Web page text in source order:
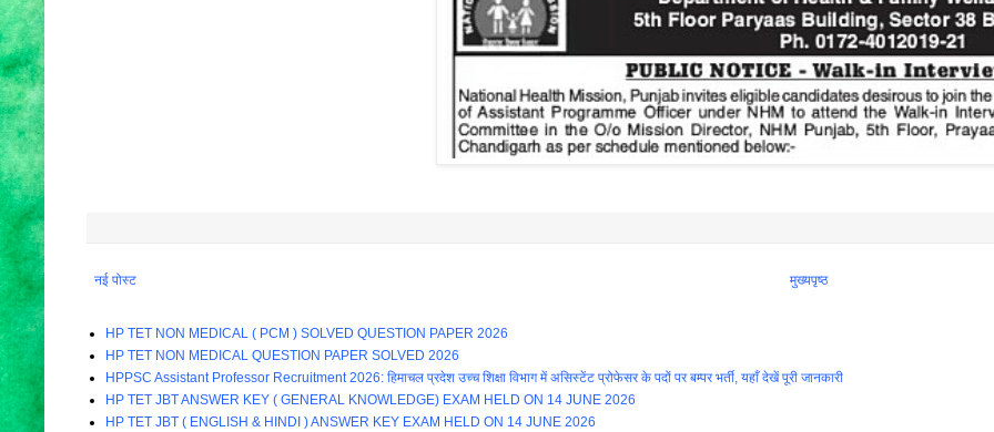
नई पोस्ट मुख्यपृष्ठ
HP TET NON MEDICAL ( PCM ) SOLVED QUESTION PAPER 2026
HP TET NON MEDICAL QUESTION PAPER SOLVED 2026
HPPSC Assistant Professor Recruitment 2026: हिमाचल प्रदेश उच्च शिक्षा विभाग में असिस्टेंट प्रोफेसर के पदों पर बम्पर भर्ती, यहाँ देखें पूरी जानकारी
HP TET JBT ANSWER KEY ( GENERAL KNOWLEDGE) EXAM HELD ON 14 JUNE 2026
HP TET JBT ( ENGLISH & HINDI ) ANSWER KEY EXAM HELD ON 14 JUNE 2026